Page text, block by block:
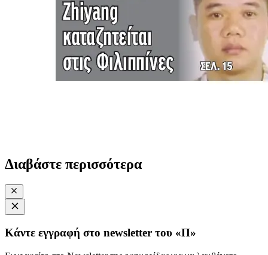
Διαβάστε περισσότερα
Κάντε εγγραφή στο newsletter του «Π»